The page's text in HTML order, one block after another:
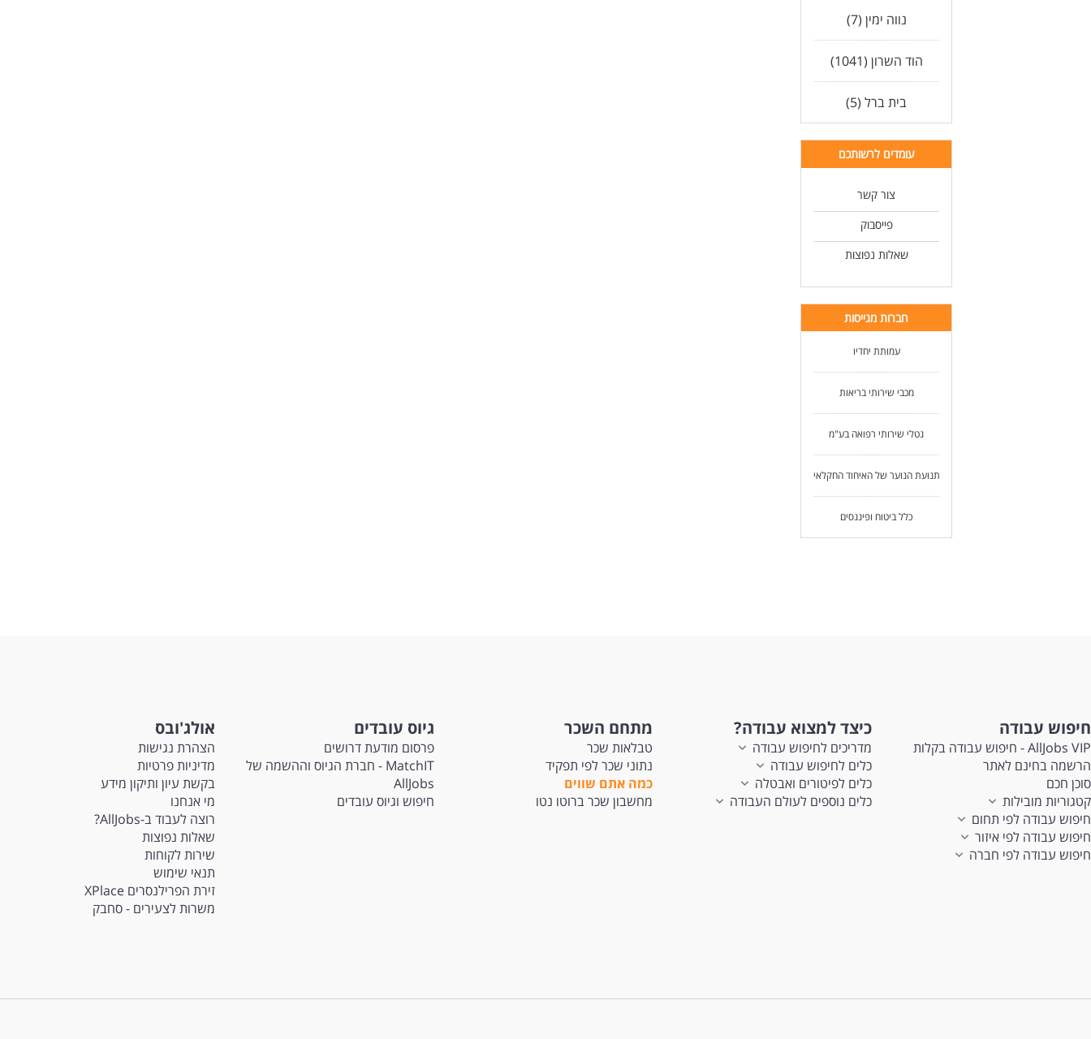
נווה ימין (7)
הוד השרון (1041)
בית ברל (5)
עומדים לרשותכם
צור קשר
פייסבוק
שאלות נפוצות
חברות מגייסות
עמותת יחדיו
מכבי שירותי בריאות
נטלי שירותי רפואה בע"מ
תנועת הנוער של האיחוד החקלאי
כלל ביטוח ופיננסים
חיפוש עבודה
AllJobs VIP - חיפוש עבודה בקלות
הרשמה בחינם לאתר
סוכן חכם
קטגוריות מובילות
חיפוש עבודה לפי תחום
חיפוש עבודה לפי איזור
חיפוש עבודה לפי חברה
כיצד למצוא עבודה?
מדריכים לחיפוש עבודה
כלים לחיפוש עבודה
כלים לפיטורים ואבטלה
כלים נוספים לעולם העבודה
מתחם השכר
טבלאות שכר
נתוני שכר לפי תפקיד
כמה אתם שווים
מחשבון שכר ברוטו נטו
גיוס עובדים
פרסום מודעת דרושים
MatchIT - חברת הגיוס וההשמה של
AllJobs
חיפוש וגיוס עובדים
אולג'ובס
הצהרת נגישות
מדיניות פרטיות
בקשת עיון ותיקון מידע
מי אנחנו
רוצה לעבוד ב-AllJobs?
שאלות נפוצות
שירות לקוחות
תנאי שימוש
זירת הפרילנסרים XPlace
משרות לצעירים - סחבק